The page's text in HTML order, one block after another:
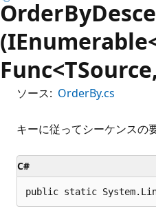
ソース: OrderBy.cs
キーに従ってシーケンスの
C#
public static